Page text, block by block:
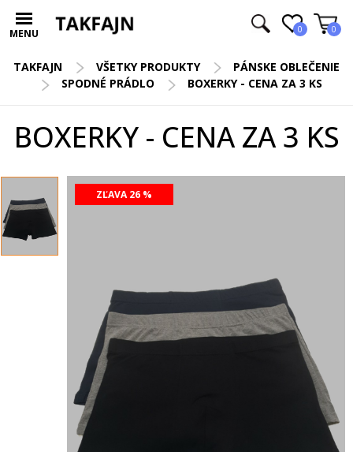
MENU 0 0
TAKFAJN VŠETKY PRODUKTY
PÁNSKE OBLEČENIE
SPODNÉ PRÁDLO
BOXERKY - CENA ZA 3 KS
BOXERKY - CENA ZA 3 KS
ZĽAVA 26 %